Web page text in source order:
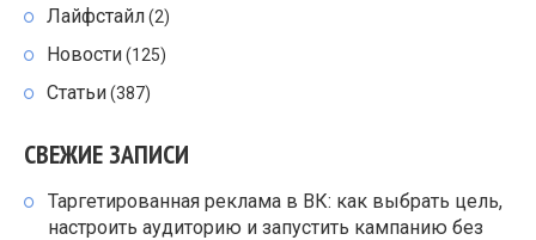
Лайфстайл(2)
Новости(125)
Статьи(387)
СВЕЖИЕ ЗАПИСИ
Таргетированная реклама в ВК: как выбрать цель,
настроить аудиторию и запустить кампанию без